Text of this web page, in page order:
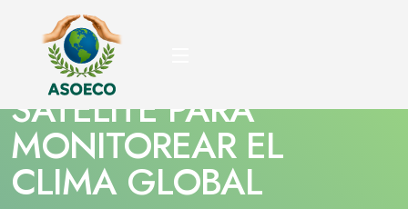
LA NASA PONE EN
ORBITA UN NUEVO
SATELITE PARA
MONITOREAR EL
CLIMA GLOBAL